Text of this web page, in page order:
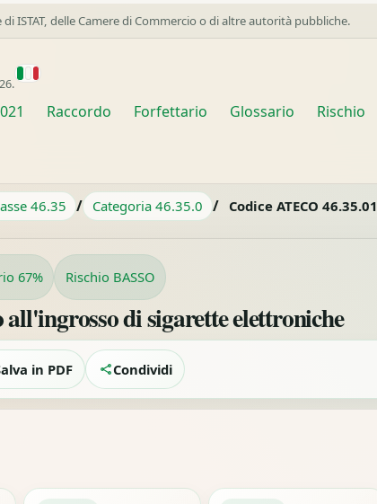
ISTAT, delle Camere di Commercio o di altre autorità pubbliche.
Raccordo Forfettario Glossario Rischio
46.35 / Categoria 46.35.0 / Codice ATECO 46.35.01
67% Rischio BASSO
di sigarette elettroniche
in PDF Condividi